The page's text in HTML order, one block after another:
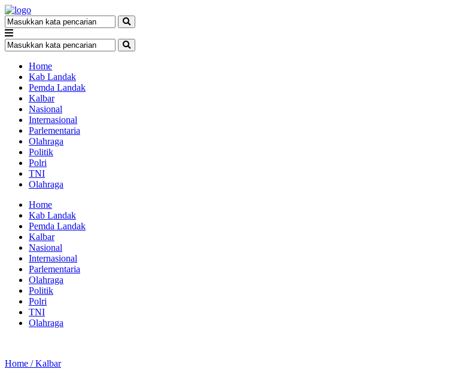
Home
Kab Landak
Pemda Landak
Kalbar
Nasional
Internasional
Parlementaria
Olahraga
Politik
Polri
TNI
Olahraga
Home
Kab Landak
Pemda Landak
Kalbar
Nasional
Internasional
Parlementaria
Olahraga
Politik
Polri
TNI
Olahraga
Home /Kalbar